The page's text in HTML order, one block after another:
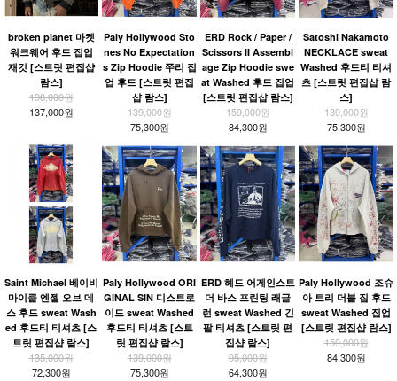
broken planet 마켓
워크웨어 후드 집업
재킷 [스트릿 편집샵
람스]
198,000원
137,000원
Paly Hollywood Sto
nes No Expectation
s Zip Hoodie 쭈리 집
업 후드 [스트릿 편집
샵 람스]
139,000원
75,300원
ERD Rock / Paper /
Scissors II Assembl
age Zip Hoodie swe
at Washed 후드 집업
[스트릿 편집샵 람스]
159,000원
84,300원
Satoshi Nakamoto
NECKLACE sweat
Washed 후드티 티셔
츠 [스트릿 편집샵 람
스]
139,000원
75,300원
Saint Michael 베이비
마이클 엔젤 오브 데
스 후드 sweat Wash
ed 후드티 티셔츠 [스
트릿 편집샵 람스]
135,000원
72,300원
Paly Hollywood ORI
GINAL SIN 디스트로
이드 sweat Washed
후드티 티셔츠 [스트
릿 편집샵 람스]
139,000원
75,300원
ERD 헤드 어게인스트
더 바스 프린팅 래글
런 sweat Washed 긴
팔 티셔츠 [스트릿 편
집샵 람스]
95,000원
64,300원
Paly Hollywood 조슈
아 트리 더블 집 후드
sweat Washed 집업
[스트릿 편집샵 람스]
159,000원
84,300원